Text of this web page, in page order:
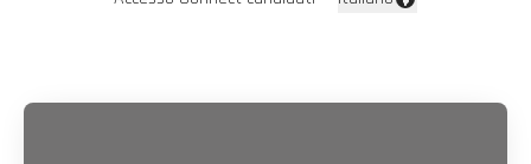
Cambia lingua